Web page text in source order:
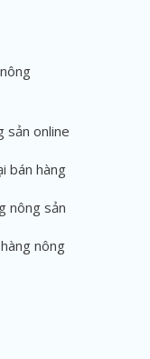
sản online
bán hàng
nông sản
nông